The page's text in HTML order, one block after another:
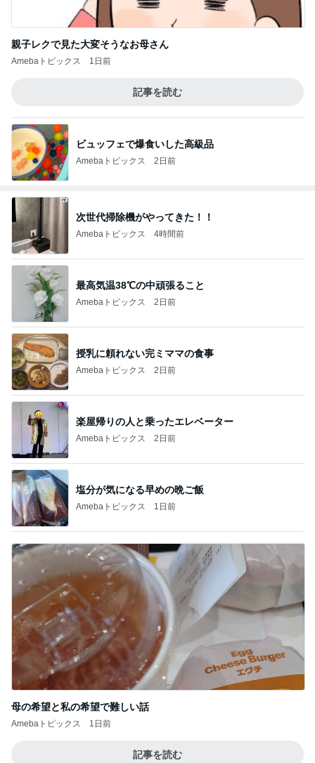
親子レクで見た大変そうなお母さん
Amebaトピックス 1日前
記事を読む
ビュッフェで爆食いした高級品
Amebaトピックス 2日前
次世代掃除機がやってきた！！
Amebaトピックス 4時間前
最高気温38℃の中頑張ること
Amebaトピックス 2日前
授乳に頼れない完ミママの食事
Amebaトピックス 2日前
楽屋帰りの人と乗ったエレベーター
Amebaトピックス 2日前
塩分が気になる早めの晩ご飯
Amebaトピックス 1日前
母の希望と私の希望で難しい話
Amebaトピックス 1日前
記事を読む